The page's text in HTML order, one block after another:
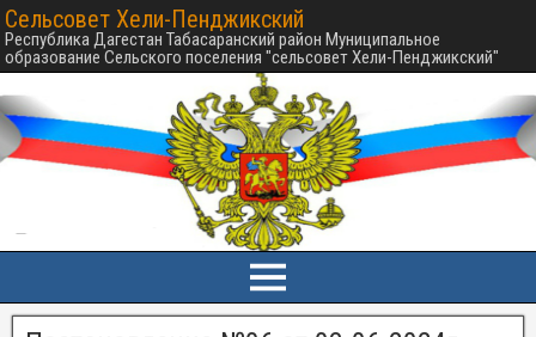
Сельсовет Хели-Пенджикский
Республика Дагестан Табасаранский район Муниципальное
образование Сельского поселения "сельсовет Хели-Пенджикский"